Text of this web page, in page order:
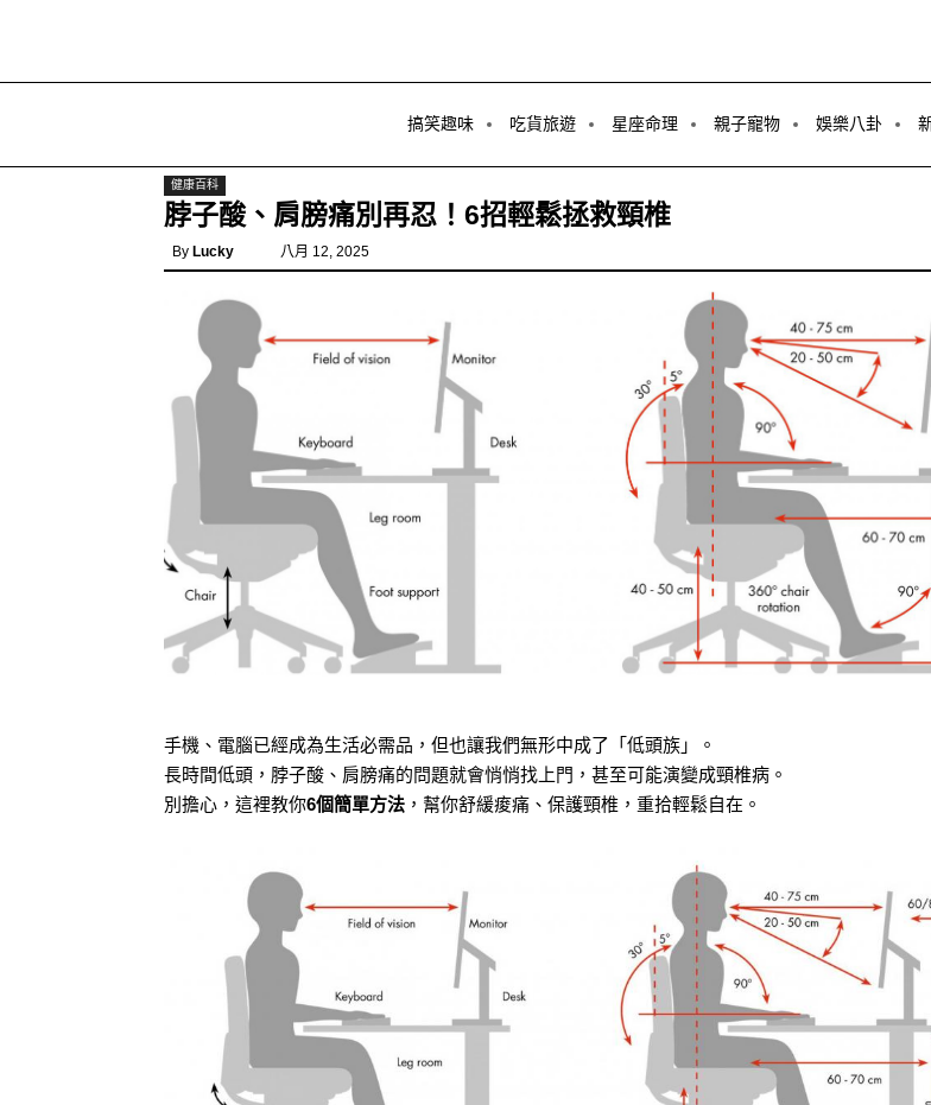
搞笑趣味 吃貨旅遊 星座命理 親子寵物 娛樂八卦
健康百科
脖子酸、肩膀痛別再忍！6招輕鬆拯救頸椎
By Lucky 八月 12, 2025
手機、電腦已經成為生活必需品，但也讓我們無形中成了「低頭族」。
長時間低頭，脖子酸、肩膀痛的問題就會悄悄找上門，甚至可能演變成頸椎病。
別擔心，這裡教你6個簡單方法 ，幫你舒緩痠痛、保護頸椎，重拾輕鬆自在。